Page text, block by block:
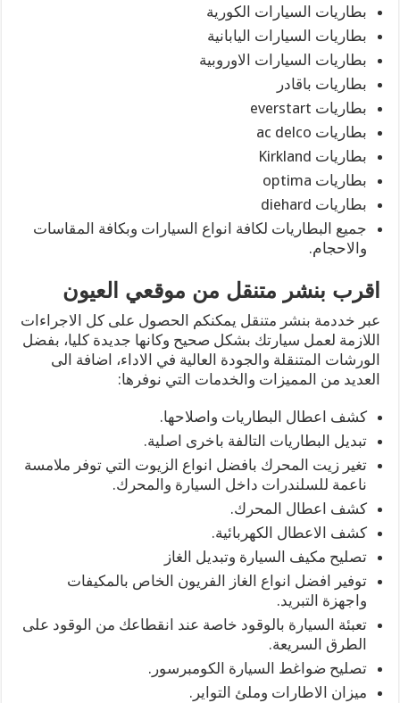
بطاريات السيارات الكورية
بطاريات السيارات اليابانية
بطاريات السيارات الاوروبية
بطاريات باقادر
بطاريات everstart
بطاريات ac delco
بطاريات Kirkland
بطاريات optima
بطاريات diehard
جميع البطاريات لكافة انواع السيارات وبكافة المقاسات
والاحجام.
اقرب بنشر متنقل من موقعي العيون
عبر خددمة بنشر متنقل يمكنكم الحصول على كل الاجراءات
اللازمة لعمل سيارتك بشكل صحيح وكانها جديدة كليا، بفضل
الورشات المتنقلة والجودة العالية في الاداء، اضافة الى
العديد من المميزات والخدمات التي نوفرها:
كشف اعطال البطاريات واصلاحها.
تبديل البطاريات التالفة باخرى اصلية.
تغير زيت المحرك بافضل انواع الزيوت التي توفر ملامسة
ناعمة للسلندرات داخل السيارة والمحرك.
كشف اعطال المحرك.
كشف الاعطال الكهربائية.
تصليح مكيف السيارة وتبديل الغاز
توفير افضل انواع الغاز الفريون الخاص بالمكيفات
واجهزة التبريد.
تعبئة السيارة بالوقود خاصة عند انقطاعك من الوقود على
الطرق السريعة.
تصليح ضواغط السيارة الكومبرسور.
ميزان الاطارات وملئ التواير.